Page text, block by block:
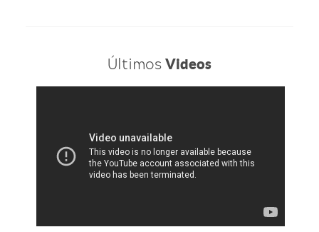
Últimos Videos